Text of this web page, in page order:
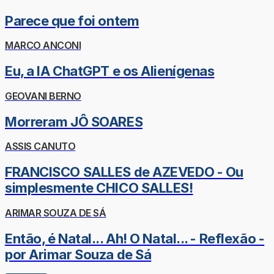
Parece que foi ontem
MARCO ANCONI
Eu, a IA ChatGPT e os Alienígenas
GEOVANI BERNO
Morreram JÔ SOARES
ASSIS CANUTO
FRANCISCO SALLES de AZEVEDO - Ou
simplesmente CHICO SALLES!
ARIMAR SOUZA DE SÁ
Então, é Natal... Ah! O Natal... - Reflexão -
por Arimar Souza de Sá